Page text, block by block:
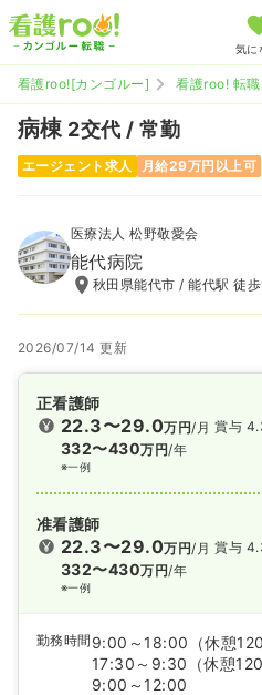
気に
看護roo![カンゴルー] 看護roo! 転職
病棟 2交代 / 常勤
エージェント求人 月給29万円以上可
医療法人 松野敬愛会
能代病院
秋田県能代市 / 能代駅 徒
2026/07/14 更新
正看護師
22.3〜29.0万円/月
332〜430万円/年
※一例
賞与
准看護師
22.3〜29.0万円/月
332〜430万円/年
※一例
賞与
勤務時間 9:00～18:00
（休憩
17:30～9:30
（休憩
9:00～12:00